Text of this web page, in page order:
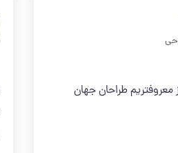
معروفتریم طراحان جهان